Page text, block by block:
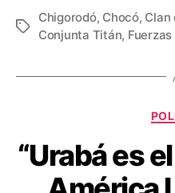
c
e
b
k
tt
er
ail er
e
st
Etiquetas
Chigorodó, Chocó, Clan
Conjunta Titán,
“Urabá es